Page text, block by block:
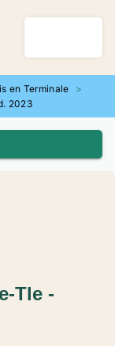
en Terminale
>
2023
Tle -